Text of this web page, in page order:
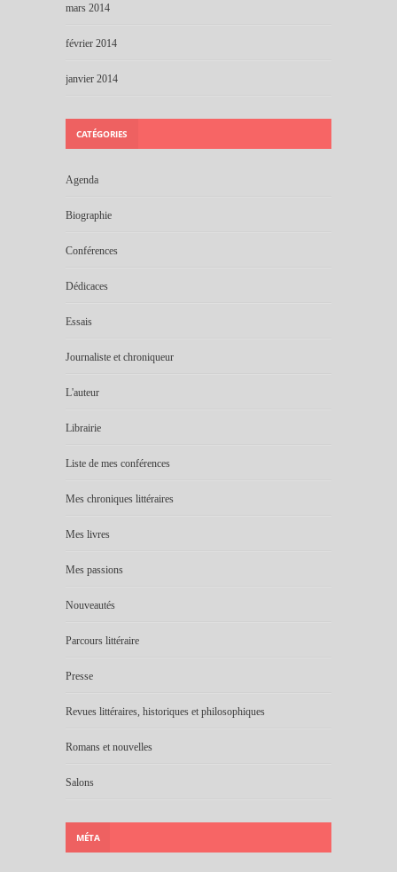
mars 2014
février 2014
janvier 2014
CATÉGORIES
Agenda
Biographie
Conférences
Dédicaces
Essais
Journaliste et chroniqueur
L'auteur
Librairie
Liste de mes conférences
Mes chroniques littéraires
Mes livres
Mes passions
Nouveautés
Parcours littéraire
Presse
Revues littéraires, historiques et philosophiques
Romans et nouvelles
Salons
MÉTA